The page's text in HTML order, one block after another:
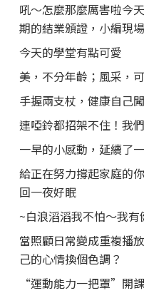
吼～怎麼那麼厲害啦今
期的結業頒證，小編現
今天的學堂有點可愛
美，不分年齡；風采，
手握兩支杖，健康自己闖
連啞鈴都招架不住！我
一早的小感動，延續了
給正在努力撐起家庭的
回一夜好眠
~白浪滔滔我不怕～我
當照顧日常變成重複播
己的心情換個色調？
“運動能力一把罩”開